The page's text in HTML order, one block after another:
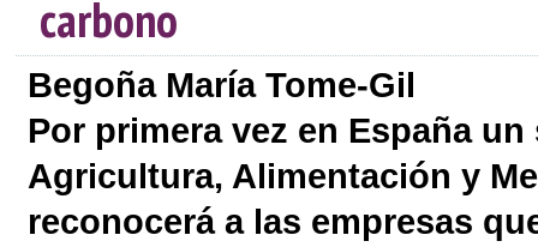
carbono
Begoña María Tome-Gil
Por primera vez en España
Agricultura, Alimentación y
reconocerá a las empresas